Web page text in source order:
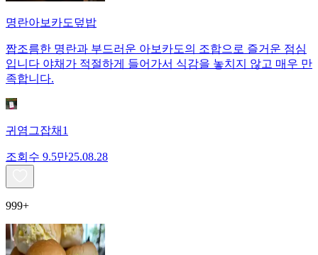
명란아보카도덮밥
짭조름한 명란과 부드러운 아보카도의 조합으로 즐거운 점심
입니다 야채가 적절하게 들어가서 식감을 놓치지 않고 매우 만
족합니다.
귀염그잡채1
조회수 9.5만25.08.28
999+